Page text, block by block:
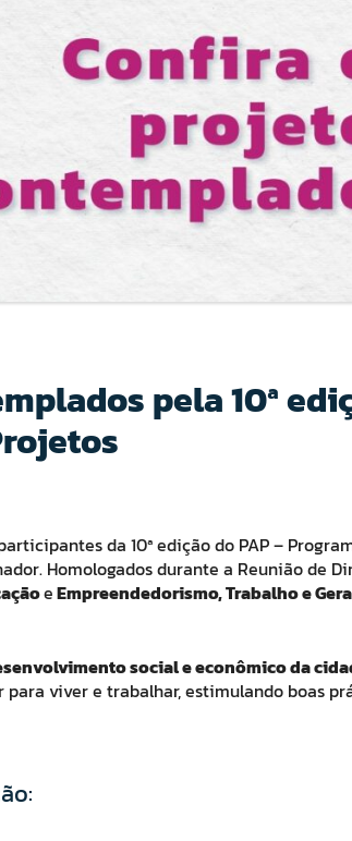
pela 10ª
da 10ª edição do PAP –
Homologados durante a Reunião de
eEmpreendedorismo, Trabalho e
social e econômico da
viver e trabalhar, estimulando boas